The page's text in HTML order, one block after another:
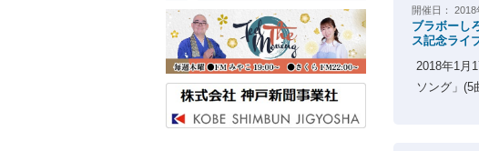
開催日： 2018
ブラボーし
ス記念ライ
2018年1月
ソング」(5